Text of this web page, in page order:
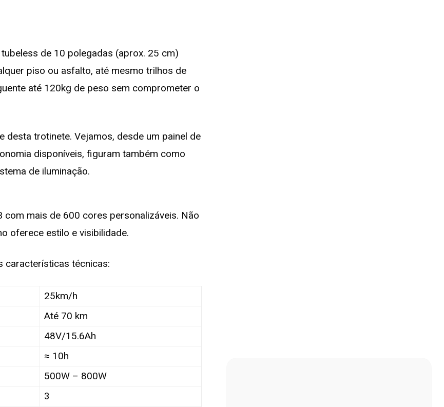
de 10 polegadas (aprox. 25 cm)
piso ou asfalto, até mesmo trilhos de
até 120kg de peso sem comprometer o
desta trotinete. Vejamos, desde um painel de
disponíveis, figuram também como
de iluminação.
com mais de 600 cores personalizáveis. Não
oferece estilo e visibilidade.
características técnicas:
25km/h
Até 70 km
48V/15.6Ah
≈ 10h
500W – 800W
3